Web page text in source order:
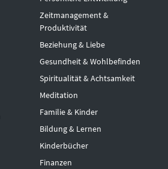
Zeitmanagement &
Produktivität
Beziehung & Liebe
Gesundheit & Wohlbefinden
Spiritualität & Achtsamkeit
Meditation
Familie & Kinder
Bildung & Lernen
Kinderbücher
Finanzen